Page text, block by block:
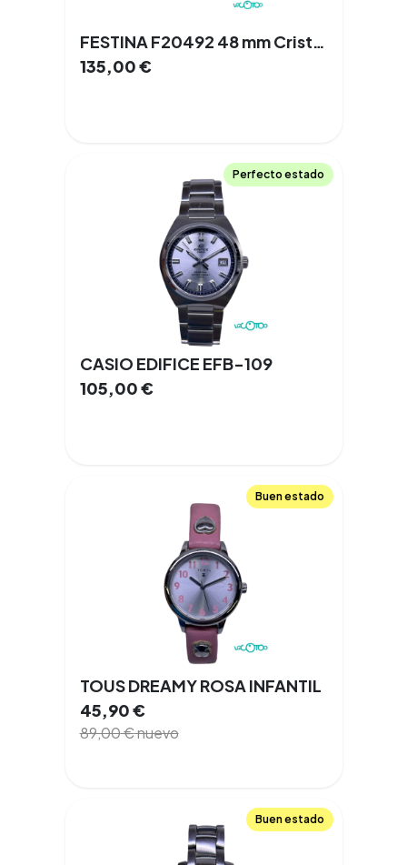
FESTINA F20492 48 mm Cristal de Zafiro Cuarzo Acero Documentación
135,00€
Perfecto estado
CASIO EDIFICE EFB-109
105,00€
Buen estado
TOUS DREAMY ROSA INFANTIL
45,90€
89,00€nuevo
Buen estado